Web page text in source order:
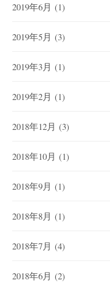
2019年6月 (1)
2019年5月 (3)
2019年3月 (1)
2019年2月 (1)
2018年12月 (3)
2018年10月 (1)
2018年9月 (1)
2018年8月 (1)
2018年7月 (4)
2018年6月 (2)